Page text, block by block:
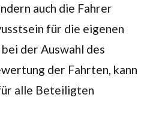
auch die Fahrer
für die eigenen
der Auswahl des
der Fahrten, kann
alle Beteiligten